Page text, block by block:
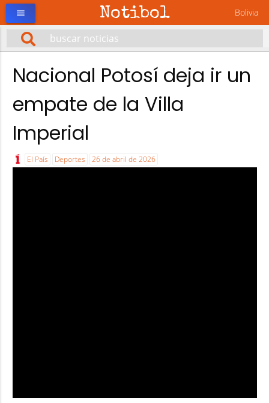
Notibol Bolivia
menu
Nacional Potosí deja ir un
empate de la Villa
Imperial
El País Deportes 26 de abril de 2026